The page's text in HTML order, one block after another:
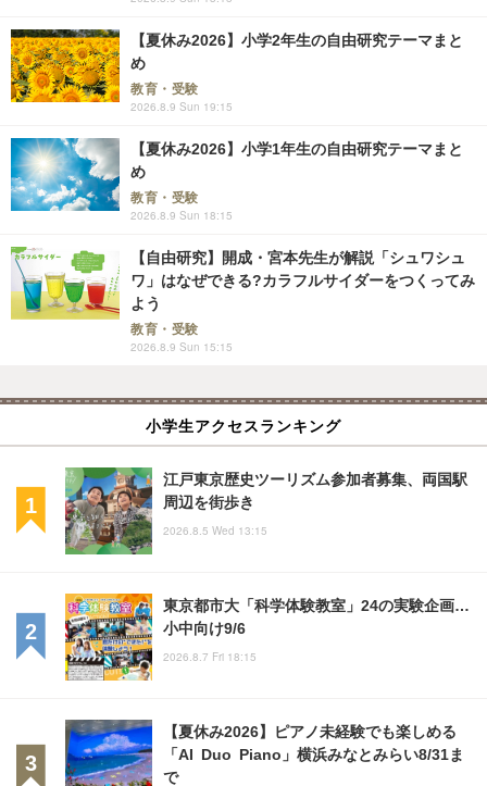
【夏休み2026】小学2年生の自由研究テーマまと
め
教育・受験
2026.8.9 Sun 19:15
【夏休み2026】小学1年生の自由研究テーマまと
め
教育・受験
2026.8.9 Sun 18:15
【自由研究】開成・宮本先生が解説「シュワシュ
ワ」はなぜできる?カラフルサイダーをつくってみ
よう
教育・受験
2026.8.9 Sun 15:15
小学生アクセスランキング
江戸東京歴史ツーリズム参加者募集、両国駅
周辺を街歩き
2026.8.5 Wed 13:15
東京都市大「科学体験教室」24の実験企画…
小中向け9/6
2026.8.7 Fri 18:15
【夏休み2026】ピアノ未経験でも楽しめる
「AI Duo Piano」横浜みなとみらい8/31ま
で